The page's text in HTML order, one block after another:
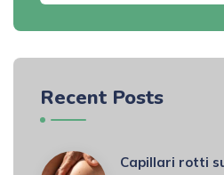
Recent Posts
Capillari rotti